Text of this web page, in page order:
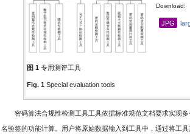
Download:
JPG
图 1 专用测评工具
Fig. 1 Special evaluation tools
密码算法合规性检测工具工具依据标准规范文档要求实现
名验签的功能计算。用户将原始数据输入到工具中，通过将工